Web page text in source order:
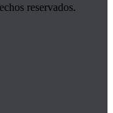
reservados.